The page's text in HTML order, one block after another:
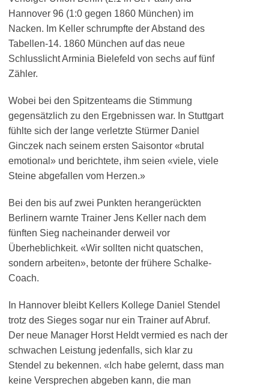
Hannover 96 (1:0 gegen 1860 München) im
Nacken. Im Keller schrumpfte der Abstand des
Tabellen-14. 1860 München auf das neue
Schlusslicht Arminia Bielefeld von sechs auf fünf
Zähler.
Wobei bei den Spitzenteams die Stimmung
gegensätzlich zu den Ergebnissen war. In Stuttgart
fühlte sich der lange verletzte Stürmer Daniel
Ginczek nach seinem ersten Saisontor «brutal
emotional» und berichtete, ihm seien «viele, viele
Steine abgefallen vom Herzen.»
Bei den bis auf zwei Punkten herangerückten
Berlinern warnte Trainer Jens Keller nach dem
fünften Sieg nacheinander derweil vor
Überheblichkeit. «Wir sollten nicht quatschen,
sondern arbeiten», betonte der frühere Schalke-
Coach.
In Hannover bleibt Kellers Kollege Daniel Stendel
trotz des Sieges sogar nur ein Trainer auf Abruf.
Der neue Manager Horst Heldt vermied es nach der
schwachen Leistung jedenfalls, sich klar zu
Stendel zu bekennen. «Ich habe gelernt, dass man
keine Versprechen abgeben kann, die man